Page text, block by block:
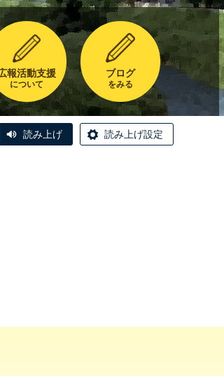
報活動支援
について
ブログ
をみる
読み上げ 読み上げ設定